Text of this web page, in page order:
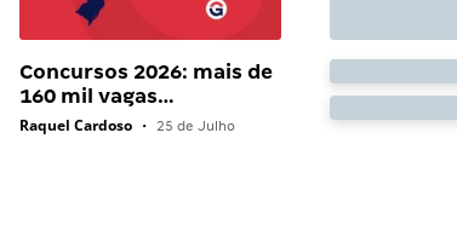
Concursos 2026: mais de
160 mil vagas…
Raquel Cardoso • 25 de Julho